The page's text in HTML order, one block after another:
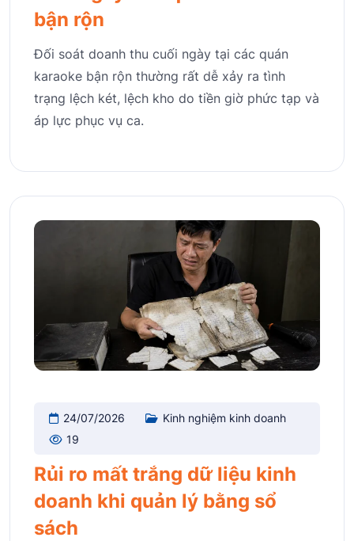
bận rộn
Đối soát doanh thu cuối ngày tại các quán
karaoke bận rộn thường rất dễ xảy ra tình
trạng lệch két, lệch kho do tiền giờ phức tạp và
áp lực phục vụ ca.
24/07/2026
Kinh nghiệm kinh doanh
19
Rủi ro mất trắng dữ liệu kinh
doanh khi quản lý bằng sổ
sách